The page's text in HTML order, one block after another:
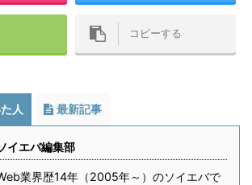
コピーする
人 最新記事
イエバ編集部
業界歴14年（2005年～）のソイエバで